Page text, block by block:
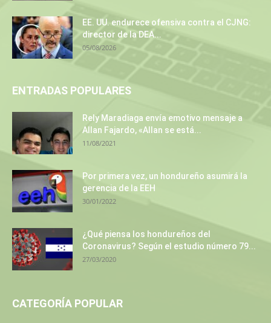
EE. UU. endurece ofensiva contra el CJNG:
director de la DEA...
05/08/2026
ENTRADAS POPULARES
Rely Maradiaga envía emotivo mensaje a
Allan Fajardo, «Allan se está...
11/08/2021
Por primera vez, un hondureño asumirá la
gerencia de la EEH
30/01/2022
¿Qué piensa los hondureños del
Coronavirus? Según el estudio número 79...
27/03/2020
CATEGORÍA POPULAR